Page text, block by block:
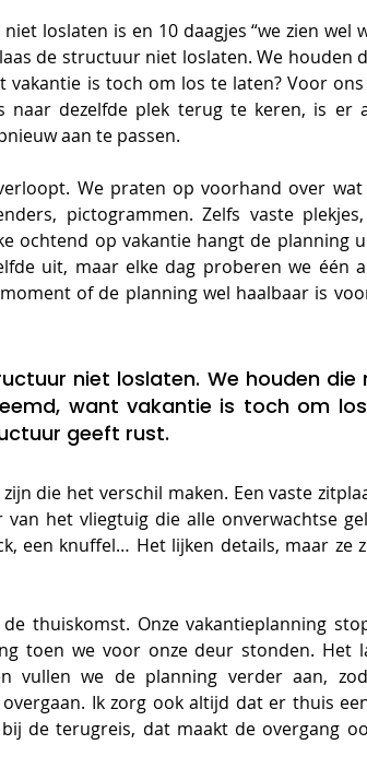
loslaten is en 10 daagjes “we zien wel
de structuur niet loslaten. We houden
is toch om los te laten? Voor
dezelfde plek terug te keren, is er
aan te passen.
We praten op voorhand over wat
pictogrammen. Zelfs vaste
ochtend op vakantie hangt de planning
uit, maar elke dag proberen we één
of de planning wel haalbaar is
niet loslaten. We houden die
want vakantie is toch om
geeft rust.
die het verschil maken. Een vaste
het vliegtuig die alle onverwachtse
een knuffel… Het lijken details, maar ze
thuiskomst. Onze vakantieplanning
toen we voor onze deur stonden. Het
vullen we de planning verder aan,
Ik zorg ook altijd dat er thuis
de terugreis, dat maakt de overgang